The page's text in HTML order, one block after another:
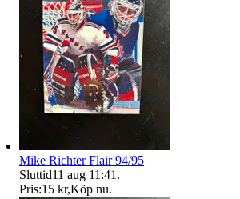
Mike Richter Flair 94/95
Sluttid11 aug 11:41 .
Pris:15 kr,Köp nu.